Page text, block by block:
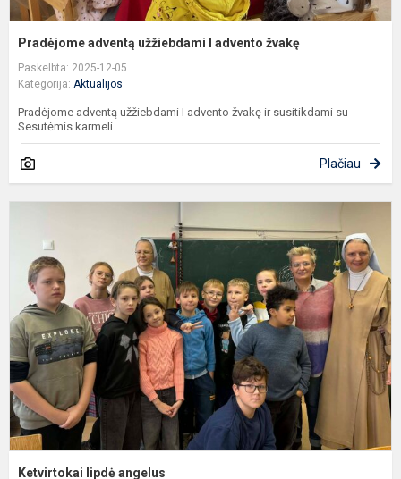
Pradėjome adventą užžiebdami I advento žvakę
Paskelbta: 2025-12-05
Kategorija: Aktualijos
Pradėjome adventą užžiebdami I advento žvakę ir susitikdami su
Sesutėmis karmeli...
Plačiau
Ketvirtokai lipdė angelus